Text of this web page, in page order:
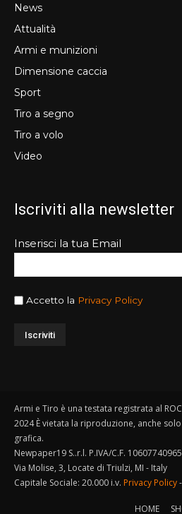
News
Attualità
Armi e munizioni
Dimensione caccia
Sport
Tiro a segno
Tiro a volo
Video
Iscriviti alla newsletter
Inserisci la tua Email
Accetto la Privacy Policy
Armi e Tiro è una testata registrata al
2024 È vietata la riproduzione, anche
grafica.
Newpaper19 S..r.l. P.IVA/C.F.
Via Molise, 3, Locate di Triulzi, MI - Italy
Capitale Sociale: 20.000 i.v. Privacy Policy-
HOME